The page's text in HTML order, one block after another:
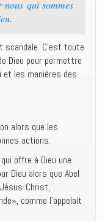
qui sommes
scandale. C’est toute
Dieu pour permettre
et les manières des
alors que les
actions.
offre à Dieu une
Dieu alors que Abel
Christ,
comme l’appelait